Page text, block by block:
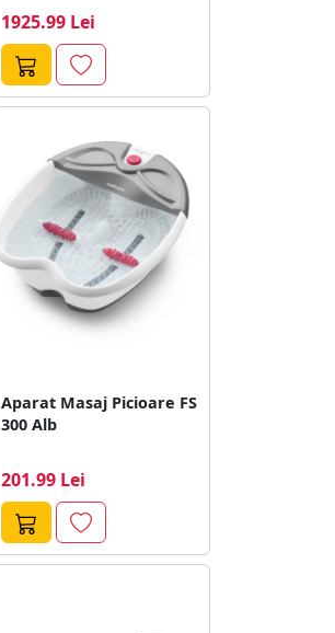
1925.99 Lei
Aparat Masaj Picioare FS
300 Alb
201.99 Lei